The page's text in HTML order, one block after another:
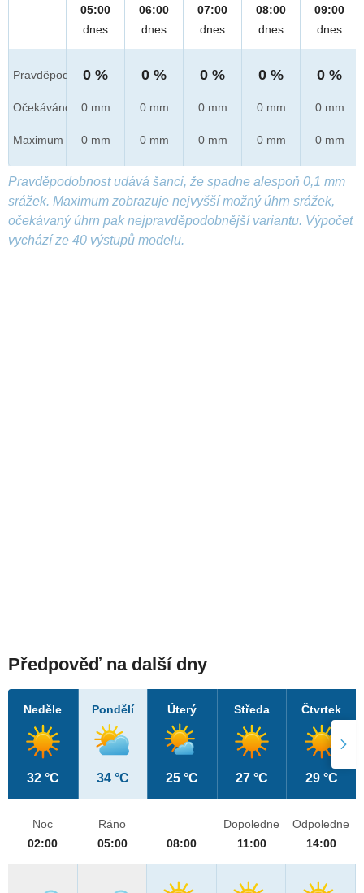
Pravděpod.
Očekáváno
Maximum
05:00
dnes
0 %
0 mm
0 mm
06:00
dnes
0 %
0 mm
0 mm
07:00
dnes
0 %
0 mm
0 mm
08:00
dnes
0 %
0 mm
0 mm
09:00
dnes
0 %
0 mm
0 mm
Pravděpodobnost udává šanci, že spadne alespoň 0,1 mm
srážek. Maximum zobrazuje nejvyšší možný úhrn srážek,
očekávaný úhrn pak nejpravděpodobnější variantu. Výpočet
vychází ze 40 výstupů modelu.
Předpověď na další dny
Neděle
32 °C
Pondělí
34 °C
Úterý
25 °C
Středa
27 °C
Čtvrtek
29 °C
Noc
02:00
Ráno
05:00
08:00
Dopoledne
11:00
Odpoledne
14:00